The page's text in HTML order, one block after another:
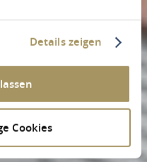
Details zeigen
Cookies